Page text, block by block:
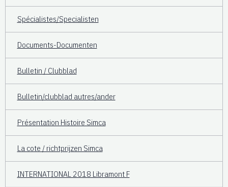
Spécialistes/Specialisten
Documents-Documenten
Bulletin / Clubblad
Bulletin/clubblad autres/ander
Présentation Histoire Simca
La cote / richtprijzen Simca
INTERNATIONAL 2018 Libramont F